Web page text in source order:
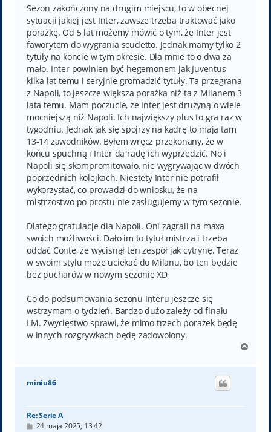
t
Sezon zakończony na drugim miejscu, to w obecnej
sytuacji jakiej jest Inter, zawsze trzeba traktować jako
porażkę. Od 5 lat możemy mówić o tym, że Inter jest
faworytem do wygrania scudetto. Jednak mamy tylko 2
tytuły na koncie w tym okresie. Dla mnie to o dwa za
mało. Inter powinien być hegemonem jak Juventus
kilka lat temu i seryjnie gromadzić tytuły. Ta przegrana
z Napoli, to jeszcze większa porażka niż ta z Milanem 3
lata temu. Mam poczucie, że Inter jest drużyną o wiele
mocniejszą niż Napoli. Ich największy plus to gra raz w
tygodniu. Jednak jak się spojrzy na kadrę to mają tam
13-14 zawodników. Byłem wręcz przekonany, że w
końcu spuchną i Inter da radę ich wyprzedzić. No i
Napoli się skompromitowało, nie wygrywając w dwóch
poprzednich kolejkach. Niestety Inter nie potrafił
wykorzystać, co prowadzi do wniosku, że na
mistrzostwo po prostu nie zasługujemy w tym sezonie.
Dlatego gratulacje dla Napoli. Oni zagrali na maxa
swoich możliwości. Dało im to tytuł mistrza i trzeba
oddać Conte, że wycisnął ten zespół jak cytrynę. Teraz
w swoim stylu może uciekać do Milanu, bo ten będzie
bez pucharów w nowym sezonie XD
Co do podsumowania sezonu Interu jeszcze się
wstrzymam o tydzień. Bardzo dużo zależy od finału
LM. Zwycięstwo sprawi, że mimo trzech porażek będę
w innych rozgrywkach będę zadowolony.
g
miniu86
Re: Serie A
P24 maja 2025, 13:42